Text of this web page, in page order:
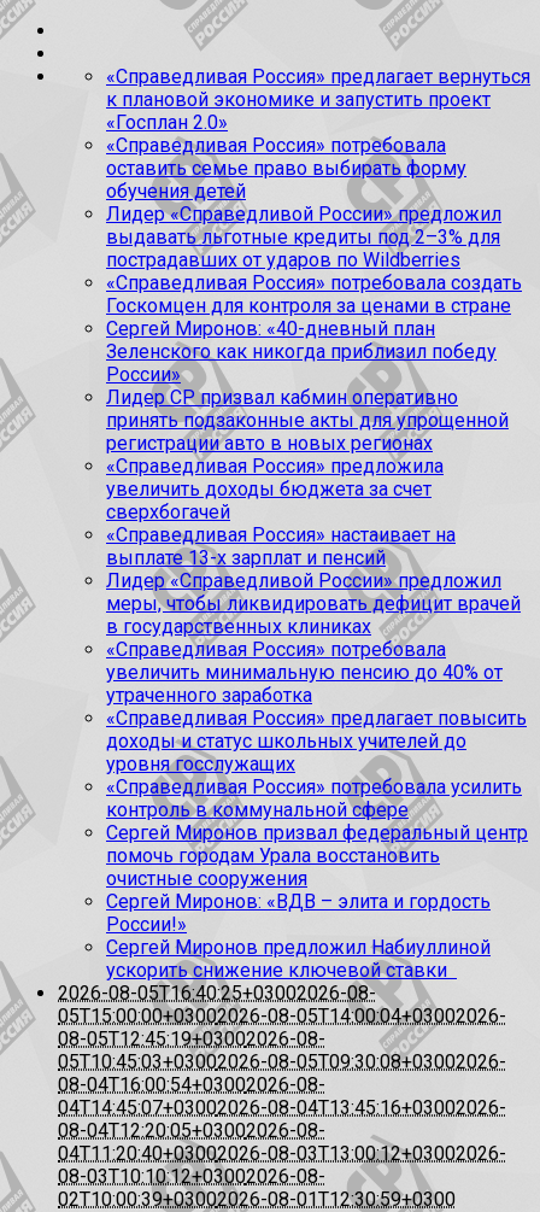
«Справедливая Россия» предлагает вернуться
к плановой экономике и запустить проект
«Госплан 2.0»
«Справедливая Россия» потребовала
оставить семье право выбирать форму
обучения детей
Лидер «Справедливой России» предложил
выдавать льготные кредиты под 2–3% для
пострадавших от ударов по Wildberries
«Справедливая Россия» потребовала создать
Госкомцен для контроля за ценами в стране
Сергей Миронов: «40-дневный план
Зеленского как никогда приблизил победу
России»
Лидер СР призвал кабмин оперативно
принять подзаконные акты для упрощенной
регистрации авто в новых регионах
«Справедливая Россия» предложила
увеличить доходы бюджета за счет
сверхбогачей
«Справедливая Россия» настаивает на
выплате 13-х зарплат и пенсий
Лидер «Справедливой России» предложил
меры, чтобы ликвидировать дефицит врачей
в государственных клиниках
«Справедливая Россия» потребовала
увеличить минимальную пенсию до 40% от
утраченного заработка
«Справедливая Россия» предлагает повысить
доходы и статус школьных учителей до
уровня госслужащих
«Справедливая Россия» потребовала усилить
контроль в коммунальной сфере
Сергей Миронов призвал федеральный центр
помочь городам Урала восстановить
очистные сооружения
Сергей Миронов: «ВДВ – элита и гордость
России!»
Сергей Миронов предложил Набиуллиной
ускорить снижение ключевой ставки
2026-08-05T16:40:25+03002026-08-
05T15:00:00+03002026-08-05T14:00:04+03002026-
08-05T12:45:19+03002026-08-
05T10:45:03+03002026-08-05T09:30:08+03002026-
08-04T16:00:54+03002026-08-
04T14:45:07+03002026-08-04T13:45:16+03002026-
08-04T12:20:05+03002026-08-
04T11:20:40+03002026-08-03T13:00:12+03002026-
08-03T10:10:12+03002026-08-
02T10:00:39+03002026-08-01T12:30:59+0300